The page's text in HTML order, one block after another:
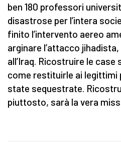
ben 180 professori
disastrose per l’intera
finito l’intervento aereo
arginare l’attacco
all’Iraq. Ricostruire le
come restituirle ai legittimi
state sequestrate.
piuttosto, sarà la vera